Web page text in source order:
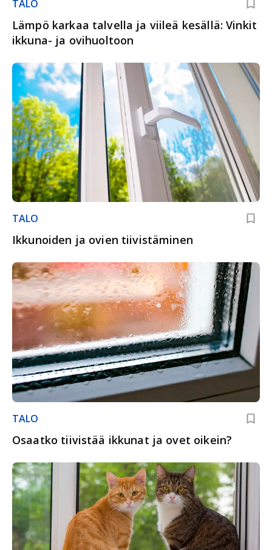
TALO
Lämpö karkaa talvella ja viileä kesällä: Vinkit
ikkuna- ja ovihuoltoon
TALO
Ikkunoiden ja ovien tiivistäminen
TALO
Osaatko tiivistää ikkunat ja ovet oikein?